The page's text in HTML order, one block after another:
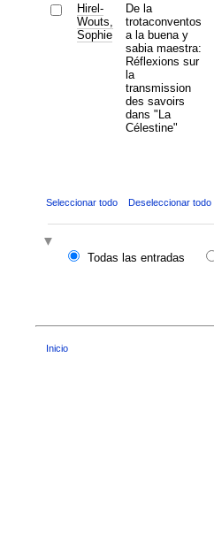
Hirel-
Wouts,
Sophie
De la
trotaconventos
a la buena y
sabia maestra:
Réflexions sur
la
transmission
des savoirs
dans "La
Célestine"
Seleccionar todo Deseleccionar todo
Todas las entradas
Inicio